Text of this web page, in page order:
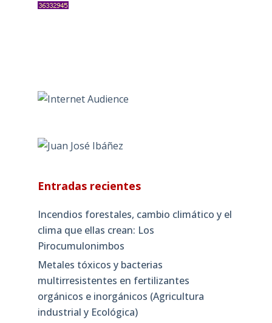
Entradas recientes
Incendios forestales, cambio climático y el
clima que ellas crean: Los
Pirocumulonimbos
Metales tóxicos y bacterias
multirresistentes en fertilizantes
orgánicos e inorgánicos (Agricultura
industrial y Ecológica)